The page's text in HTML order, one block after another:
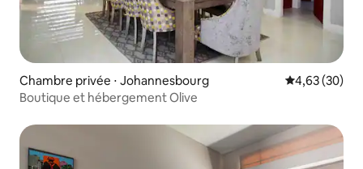
Chambre privée ⋅ Johannesbourg Évaluation
4,63 (30)
Boutique et hébergement Olive